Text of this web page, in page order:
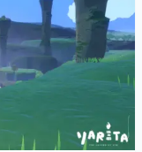
イターの青春〜
れるマンガ家・田中圭
マンガです。
の魅力を画面や操作の
硬派で骨太な評論連載